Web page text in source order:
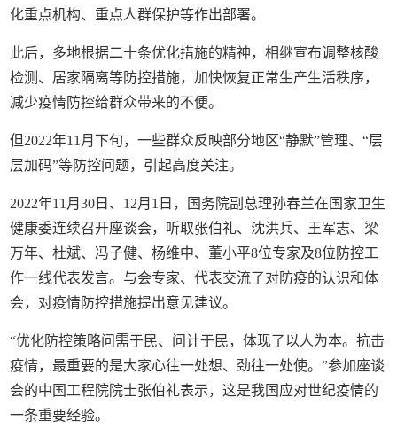
化重点机构、重点人群保护等作出部署。
此后，多地根据二十条优化措施的精神，相继宣布调整核酸
检测、居家隔离等防控措施，加快恢复正常生产生活秩序，
减少疫情防控给群众带来的不便。
但2022年11月下旬，一些群众反映部分地区“静默”管理、“层
层加码”等防控问题，引起高度关注。
2022年11月30日、12月1日，国务院副总理孙春兰在国家卫生
健康委连续召开座谈会，听取张伯礼、沈洪兵、王军志、梁
万年、杜斌、冯子健、杨维中、董小平8位专家及8位防控工
作一线代表发言。与会专家、代表交流了对防疫的认识和体
会，对疫情防控措施提出意见建议。
“优化防控策略问需于民、问计于民，体现了以人为本。抗击
疫情，最重要的是大家心往一处想、劲往一处使。”参加座谈
会的中国工程院院士张伯礼表示，这是我国应对世纪疫情的
一条重要经验。